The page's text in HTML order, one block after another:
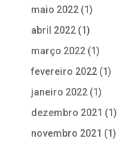
maio 2022(1)
abril 2022(1)
março 2022(1)
fevereiro 2022(1)
janeiro 2022(1)
dezembro 2021 (1)
novembro 2021 (1)